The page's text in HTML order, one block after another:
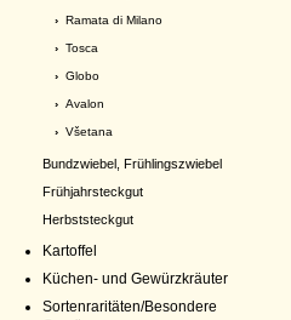
› Ramata di Milano
› Tosca
› Globo
› Avalon
› Všetana
Bundzwiebel, Frühlingszwiebel
Frühjahrsteckgut
Herbststeckgut
Kartoffel
Küchen- und Gewürzkräuter
Sortenraritäten/Besondere